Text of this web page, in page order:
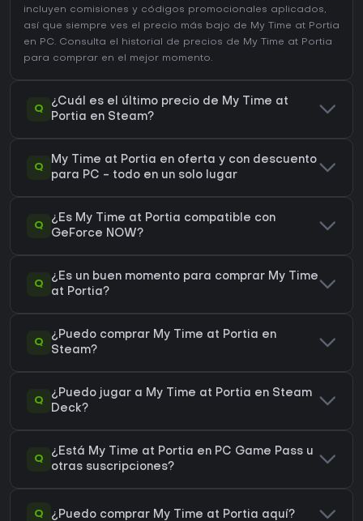
incluyen comisiones y códigos promocionales aplicados,
así que siempre ves el precio más bajo de My Time at Portia
en PC. Consulta el
historial de precios de My Time at Portia
para comprar en el mejor momento.
Q
¿Cuál es el último precio de My Time at
Portia en Steam?
Q
My Time at Portia en oferta y con descuento
para PC - todo en un solo lugar
Q
¿Es My Time at Portia compatible con
GeForce NOW?
Q
¿Es un buen momento para comprar My Time
at Portia?
Q
¿Puedo comprar My Time at Portia en
Steam?
Q
¿Puedo jugar a My Time at Portia en Steam
Deck?
Q
¿Está My Time at Portia en PC Game Pass u
otras suscripciones?
Q ¿Puedo comprar My Time at Portia aquí?